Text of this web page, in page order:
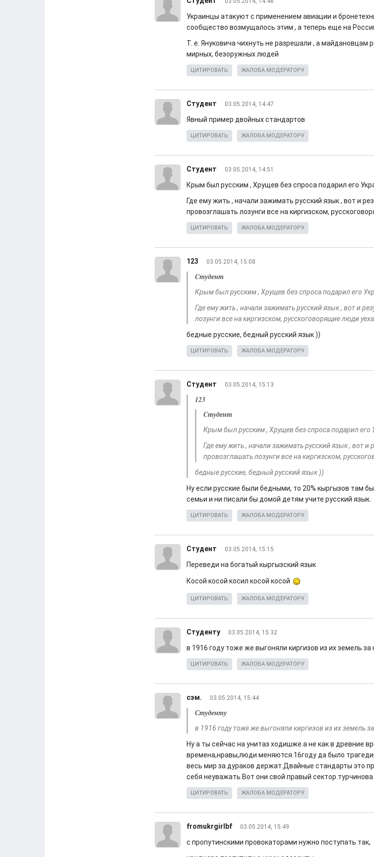
Украинцы атакуют с применением авиации и
сообщество возмущалось этим , а теперь еще на
Т. е. Януковича чихнуть не разрешали , а
мирных, безоружных людей
ЦИТИРОВАТЬ ЖАЛОБА МОДЕРАТОРУ
Cтудент 03.05.2014, 14:47
Явный пример двойных стандартов
ЦИТИРОВАТЬ ЖАЛОБА МОДЕРАТОРУ
Cтудент 03.05.2014, 14:51
Крым был русским , Хрущев без спроса подарил его
Где ему жить , начали зажимать русский язык , вот и
провозглашать лозунги все на киргизском,
ЦИТИРОВАТЬ ЖАЛОБА МОДЕРАТОРУ
123 03.05.2014, 15:08
Cтудент
Крым был русским , Хрущев без спроса подарил его
Где ему жить , начали зажимать русский язык , вот и
лозунги все на киргизском, русскоговорящие люди
бедные русские, бедный русский язык ))
ЦИТИРОВАТЬ ЖАЛОБА МОДЕРАТОРУ
Cтудент 03.05.2014, 15:13
123
Cтудент
Крым был русским , Хрущев без спроса подарил его
Где ему жить , начали зажимать русский язык , вот и
провозглашать лозунги все на киргизском,
бедные русские, бедный русский язык ))
Ну если русские были бедными, то 20% кыргызов там
семьи и ни писали бы домой детям учите русский язык.
ЦИТИРОВАТЬ ЖАЛОБА МОДЕРАТОРУ
Cтудент 03.05.2014, 15:15
Переведи на богатый кыргызский язык
Косой косой косил косой косой
ЦИТИРОВАТЬ ЖАЛОБА МОДЕРАТОРУ
Студенту 03.05.2014, 15:32
в 1916 году тоже же выгоняли киргизов из их земель за
ЦИТИРОВАТЬ ЖАЛОБА МОДЕРАТОРУ
сэм. 03.05.2014, 15:44
Студенту
в 1916 году тоже же выгоняли киргизов из их земель
Ну а ты сейчас на унитаз ходишже.а не как в древние
времена,нравы,люди меняются.16году да было
весь мир за дураков держат.Двайные стандарты это
себя неуважать.Вот они свой правый
ЦИТИРОВАТЬ ЖАЛОБА МОДЕРАТОРУ
fromukrgirlbf 03.05.2014, 15:49
с пропутинскими провокаторами нужно поступать так,